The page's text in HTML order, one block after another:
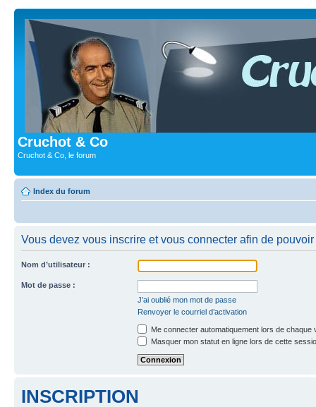
Cruchot & Co
Cruchot & Co, le forum
Index du forum
Vous devez vous inscrire et vous connecter afin de
Nom d’utilisateur :
Mot de passe :
J’ai oublié mon mot de passe
Renvoyer le courriel d’activation
Me connecter automatiquement lors de chaque
Masquer mon statut en ligne lors de cette
INSCRIPTION